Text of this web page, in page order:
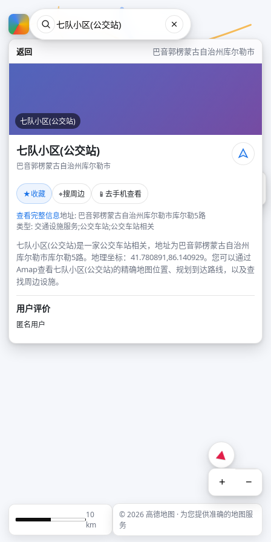
返回 巴音郭楞蒙古自治州库尔勒市
七队小区(公交站)
七队小区(公交站)
巴音郭楞蒙古自治州库尔勒市
★收藏 ⌖搜周边 📱 去手机查看
查看完整信息地址: 巴音郭楞蒙古自治州库尔勒市库尔勒5路
类型: 交通设施服务;公交车站;公交车站相关
七队小区(公交站)是一家公交车站相关，地址为巴音郭楞蒙古自治州
库尔勒市库尔勒5路。地理坐标：41.780891,86.140929。您可以通过
Amap查看七队小区(公交站)的精确地图位置、规划到达路线，以及查
找周边设施。
用户评价
匿名用户
+ −
10
km
© 2026 高德地图 · 为您提供准确的地图服
务